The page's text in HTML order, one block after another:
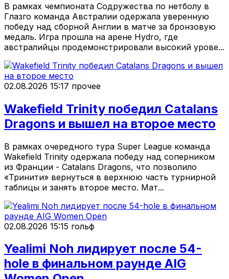
В рамках чемпионата Содружества по нетболу в
Глазго команда Австралии одержала уверенную
победу над сборной Англии в матче за бронзовую
медаль. Игра прошла на арене Hydro, где
австралийцы продемонстрировали высокий урове...
02.08.2026 15:17 прочее
Wakefield Trinity победил Catalans
Dragons и вышел на второе место
В рамках очередного тура Super League команда
Wakefield Trinity одержала победу над соперником
из Франции - Catalans Dragons, что позволило
«Тринити» вернуться в верхнюю часть турнирной
таблицы и занять второе место. Мат...
02.08.2026 15:15 гольф
Yealimi Noh лидирует после 54-
hole в финальном раунде AIG